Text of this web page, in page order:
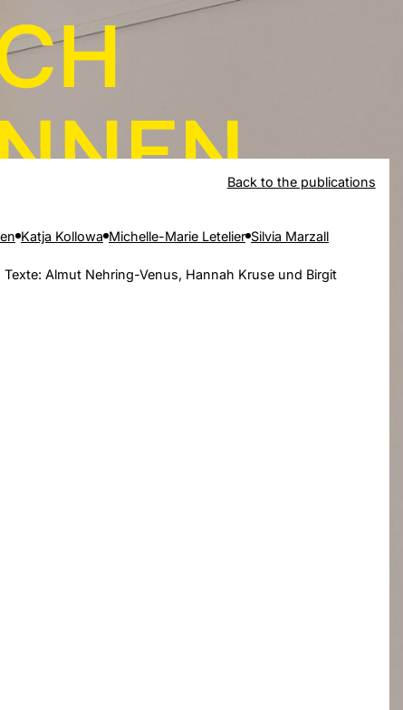
Back to the publications
Katja Kollowa Michelle-Marie Letelier Silvia Marzall
Almut Nehring-Venus, Hannah Kruse und Birgit